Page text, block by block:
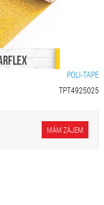
POLI-TAPE
TPT4925025
MÁM ZÁJEM